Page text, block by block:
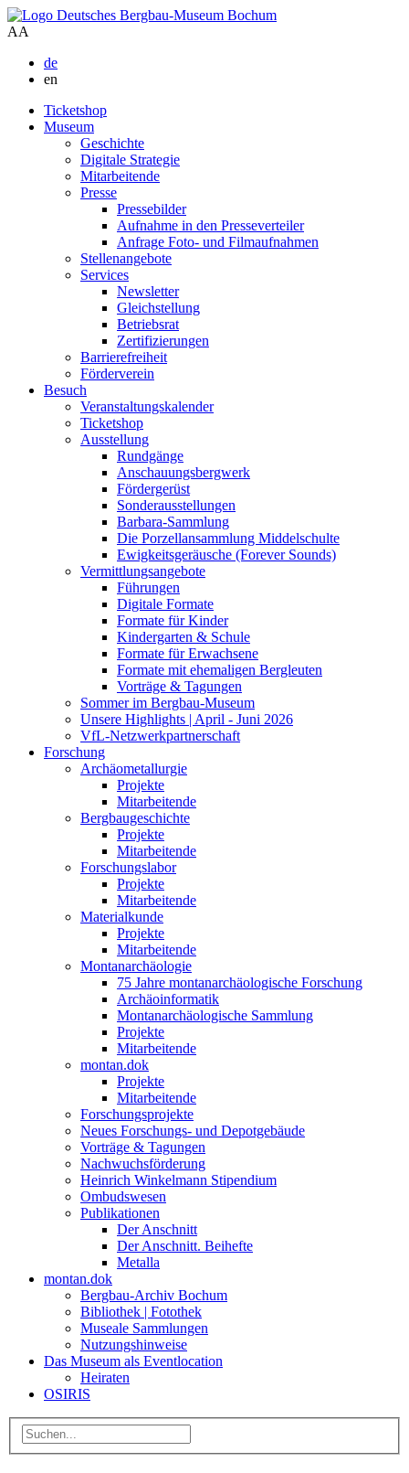
AA
de
en
Ticketshop
Museum
Geschichte
Digitale Strategie
Mitarbeitende
Presse
Pressebilder
Aufnahme in den Presseverteiler
Anfrage Foto- und Filmaufnahmen
Stellenangebote
Services
Newsletter
Gleichstellung
Betriebsrat
Zertifizierungen
Barrierefreiheit
Förderverein
Besuch
Veranstaltungskalender
Ticketshop
Ausstellung
Rundgänge
Anschauungsbergwerk
Fördergerüst
Sonderausstellungen
Barbara-Sammlung
Die Porzellansammlung Middelschulte
Ewigkeitsgeräusche (Forever Sounds)
Vermittlungsangebote
Führungen
Digitale Formate
Formate für Kinder
Kindergarten & Schule
Formate für Erwachsene
Formate mit ehemaligen Bergleuten
Vorträge & Tagungen
Sommer im Bergbau-Museum
Unsere Highlights | April - Juni 2026
VfL-Netzwerkpartnerschaft
Forschung
Archäometallurgie
Projekte
Mitarbeitende
Bergbaugeschichte
Projekte
Mitarbeitende
Forschungslabor
Projekte
Mitarbeitende
Materialkunde
Projekte
Mitarbeitende
Montanarchäologie
75 Jahre montanarchäologische Forschung
Archäoinformatik
Montanarchäologische Sammlung
Projekte
Mitarbeitende
montan.dok
Projekte
Mitarbeitende
Forschungsprojekte
Neues Forschungs- und Depotgebäude
Vorträge & Tagungen
Nachwuchsförderung
Heinrich Winkelmann Stipendium
Ombudswesen
Publikationen
Der Anschnitt
Der Anschnitt. Beihefte
Metalla
montan.dok
Bergbau-Archiv Bochum
Bibliothek | Fotothek
Museale Sammlungen
Nutzungshinweise
Das Museum als Eventlocation
Heiraten
OSIRIS